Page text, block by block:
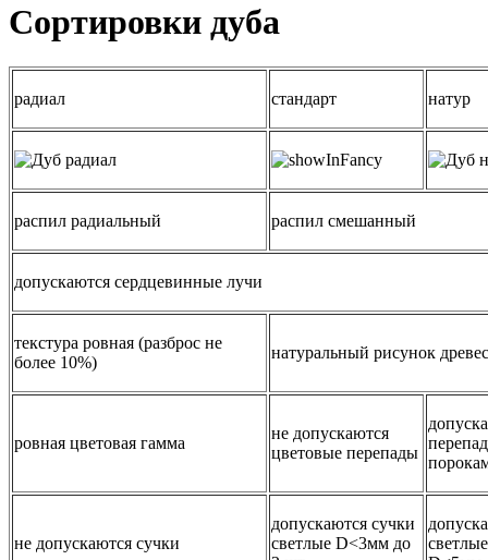
Сортировки дуба
радиал стандарт натур
распил радиальный распил смешанный
допускаются сердцевинные лучи
текстура ровная (разброс не
более 10%)
натуральный рисунок
ровная цветовая гамма
не допускаются
цветовые перепады
не допускаются сучки
допускаются сучки
светлые D<3мм до